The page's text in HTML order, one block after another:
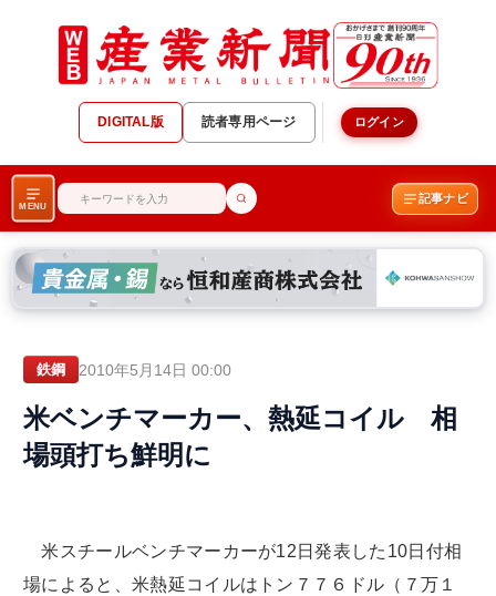
DIGITAL版 読者専用ページ ログイン
MENU
記事ナビ
鉄鋼 2010年5月14日 00:00
米ベンチマーカー、熱延コイル 相
場頭打ち鮮明に
米スチールベンチマーカーが12日発表した10日付相
場によると、米熱延コイルはトン７７６ドル（７万１